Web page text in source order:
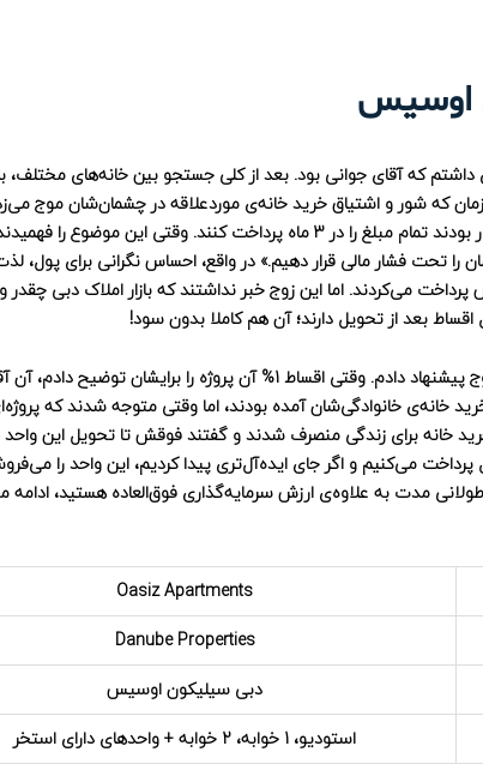
اوسیس
که آقای جوانی بود. بعد از کلی جستجو بین خانه‌های مختلف،
که شور و اشتیاق خرید خانه‌ی موردعلاقه در چشمان‌شان موج
شدم به آن دو بگویم که تحویل این خانه 3 ماه دیگر است. این یعنی، مجبور بودند تمام مبلغ را در 3 ماه پرداخت کنند.
تحت فشار مالی قرار دهیم.» در واقع، احساس نگرانی برای پول،
می‌کردند. اما این زوج خبر نداشتند که بازار املاک دبی چقدر
این شد که در آن زمان، یکی از پروژه‌های شرکت ساختمانی دانوب را به این زوج پیشنهاد دادم. وقتی اقساط 1% آن پروژه را
خانه‌ی خانوادگی‌شان آمده بودند، اما وقتی متوجه شدند که
خرید خانه برای زندگی منصرف شدند و گفتند فوقش تا تحویل این
می‌کنیم و اگر جای ایده‌آل‌تری پیدا کردیم، این واحد را
مدت به علاوه‌ی ارزش سرمایه‌گذاری فوق‌العاده هستید، ادامه
Oasiz Apartments
Danube Properties
دبی سیلیکون اوسیس
استودیو، 1 خوابه، 2 خوابه + واحدهای دارای استخر